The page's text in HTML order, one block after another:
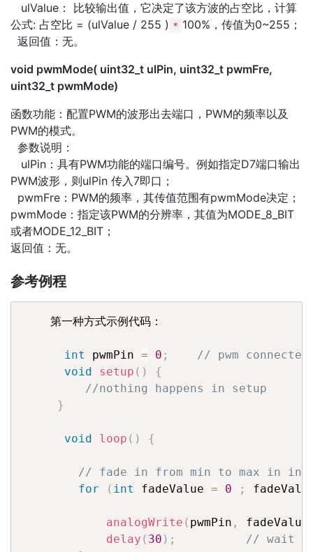
ulValue： 比较输出值，它决定了该方波的占空比，计算
公式: 占空比 = (ulValue / 255 ) * 100%，传值为0~255；
返回值：无。
void pwmMode( uint32_t ulPin, uint32_t pwmFre,
uint32_t pwmMode)
函数功能：配置PWM的波形出去端口，PWM的频率以及
PWM的模式。
参数说明：
ulPin：具有PWM功能的端口编号。例如指定D7端口输出
PWM波形，则ulPin 传入7即口；
pwmFre：PWM的频率，其传值范围有pwmMode决定；
pwmMode：指定该PWM的分辨率，其值为MODE_8_BIT
或者MODE_12_BIT；
返回值：无。
参考例程
    第一种方式示例代码：
int pwmPin = 0 ;
// pwm
void
setup ( )
{
//nothing happens in setup
}
void loop ( ) {
// fade in from min to max in
for
( int fadeValue = 0 ;
analogWrite ( pwmPin , fadeValue
delay ( 30 ) ;
// wait